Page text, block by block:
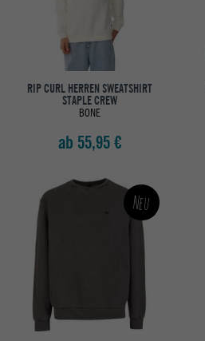
RIP CURL HERREN SWEATSHIRT
STAPLE CREW
BONE
ab 55,95 €
Neu